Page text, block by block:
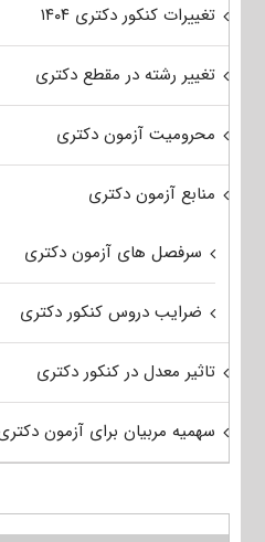
تغییرات کنکور دکتری ۱۴۰۴
تغییر رشته در مقطع دکتری
محرومیت آزمون دکتری
منابع آزمون دکتری
سرفصل های آزمون دکتری
ضرایب دروس کنکور دکتری
تاثیر معدل در کنکور دکتری
سهمیه مربیان برای آزمون